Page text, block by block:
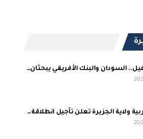
السودان والبنك الأفريقي يبحثان…
ولاية الجزيرة تعلن تأجيل انطلاقة…